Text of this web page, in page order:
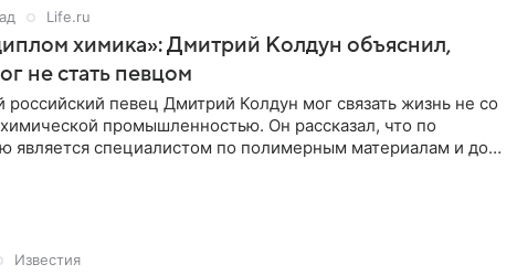
Life.ru
химика»: Дмитрий Колдун объяснил,
не стать певцом
российский певец Дмитрий Колдун мог связать жизнь не со
промышленностью. Он рассказал, что по
является специалистом по полимерным материалам и до
Известия